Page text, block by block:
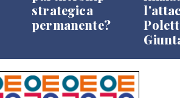
strategica
permanente?